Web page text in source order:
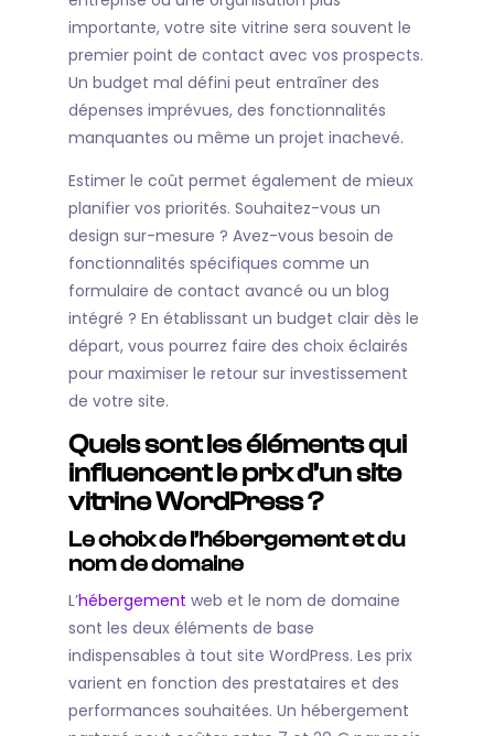
importante, votre site vitrine sera souvent le
premier point de contact avec vos prospects.
Un budget mal défini peut entraîner des
dépenses imprévues, des fonctionnalités
manquantes ou même un projet inachevé.
Estimer le coût permet également de mieux
planifier vos priorités. Souhaitez-vous un
design sur-mesure ? Avez-vous besoin de
fonctionnalités spécifiques comme un
formulaire de contact avancé ou un blog
intégré ? En établissant un budget clair dès le
départ, vous pourrez faire des choix éclairés
pour maximiser le retour sur investissement
de votre site.
Quels sont les éléments qui
influencent le prix d’un site
vitrine WordPress ?
Le choix de l’hébergement et du
nom de domaine
L’hébergement web et le nom de domaine
sont les deux éléments de base
indispensables à tout site WordPress. Les prix
varient en fonction des prestataires et des
performances souhaitées. Un hébergement